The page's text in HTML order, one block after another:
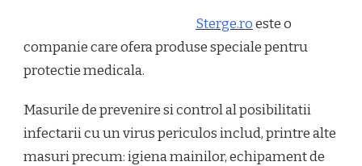
Sterge.roeste o
companie care ofera produse speciale pentru
protectie medicala.
Masurile de prevenire si control al posibilitatii
infectarii cu un virus periculos includ, printre alte
masuri precum: igiena mainilor, echipament de